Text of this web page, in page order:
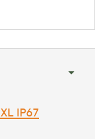
IP67